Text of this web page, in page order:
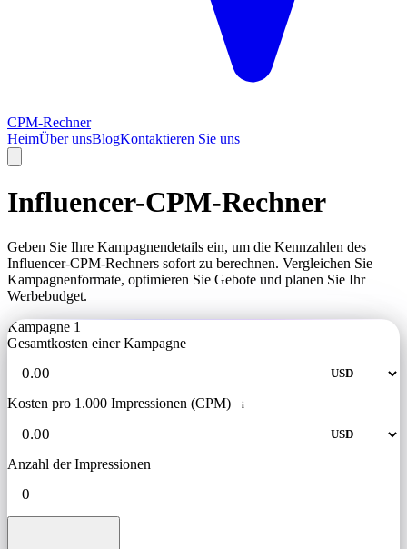
CPM-Rechner
HeimÜber unsBlogKontaktieren Sie uns
Influencer-CPM-Rechner
Geben Sie Ihre Kampagnendetails ein, um die Kennzahlen des
Influencer-CPM-Rechners sofort zu berechnen. Vergleichen Sie
Kampagnenformate, optimieren Sie Gebote und planen Sie Ihr
Werbebudget.
Kampagne 1
Gesamtkosten einer Kampagne
Kosten pro 1.000 Impressionen (CPM) i
Anzahl der Impressionen